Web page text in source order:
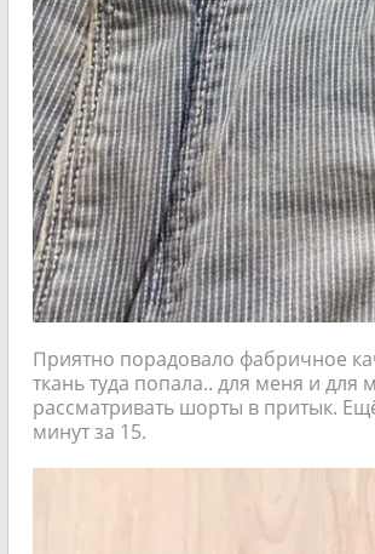
Приятно порадовало фабричное
ткань туда попала.. для меня и для
рассматривать шорты в притык.
минут за 15.